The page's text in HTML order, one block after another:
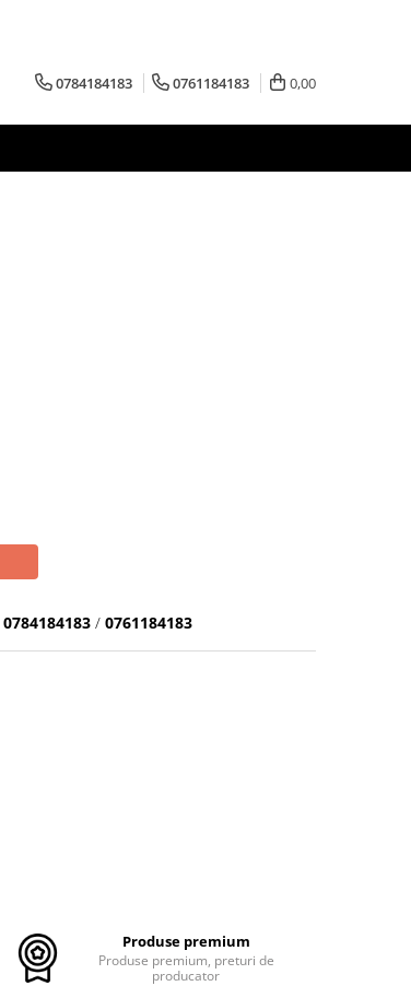
0784184183 0761184183 0,00
0784184183 / 0761184183
Produse premium
Produse premium, preturi de
producator